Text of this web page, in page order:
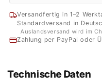
Versandfertig in 1–2
Standardversand in
Auslandsversand wird im
Zahlung per PayPal oder
Technische Daten